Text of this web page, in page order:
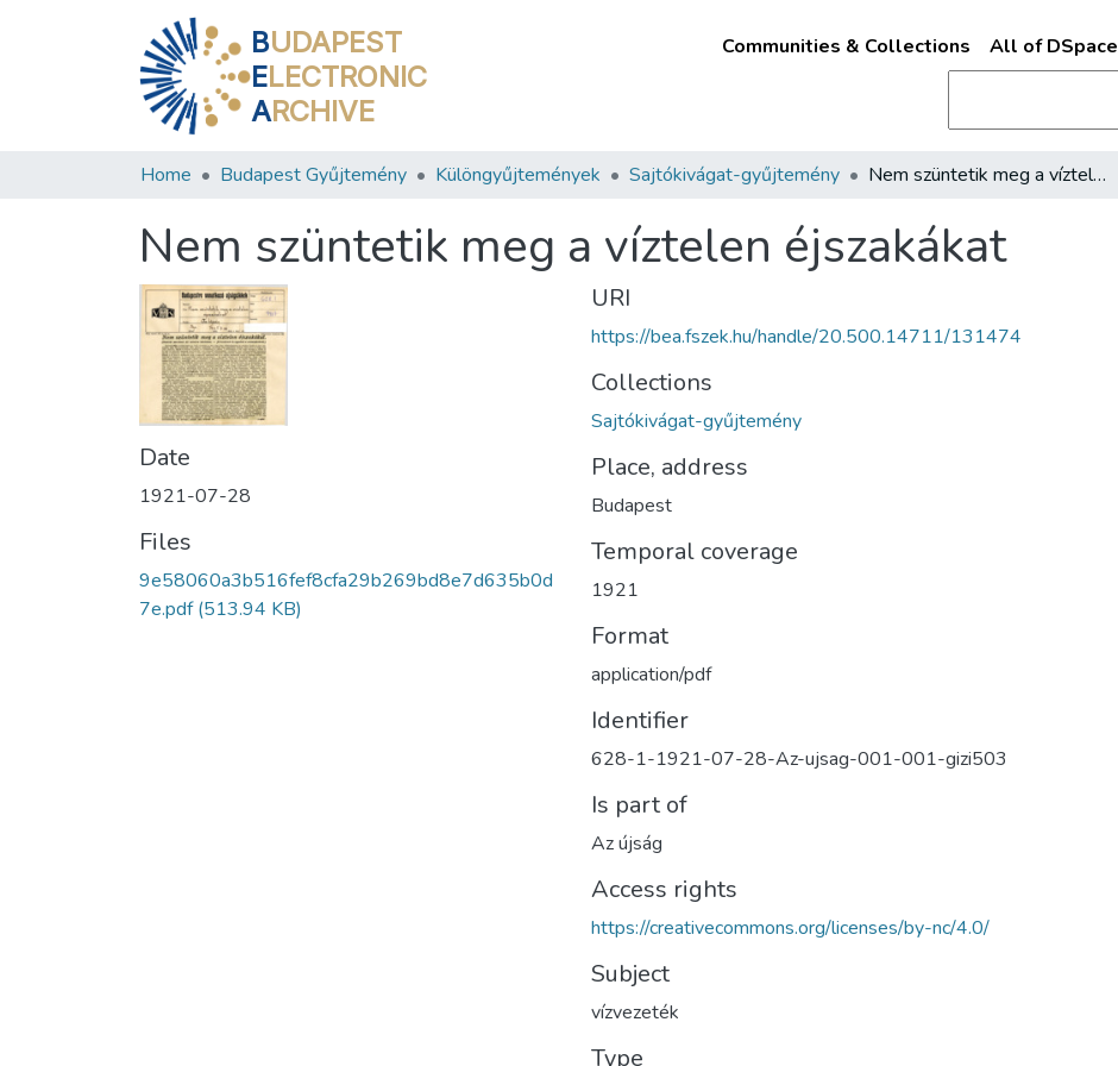
BUDAPEST
ELECTRONIC
ARCHIVE
Communities & Collections All of DSpace
Home Budapest Gyűjtemény Különgyűjtemények Sajtókivágat-gyűjtemény Nem szüntetik meg a víztelen éjszakákat
Nem szüntetik meg a víztelen éjszakákat
Date
1921-07-28
Files
9e58060a3b516fef8cfa29b269bd8e7d635b0d
7e.pdf(513.94 KB)
URI
https://bea.fszek.hu/handle/20.500.14711/131474
Collections
Sajtókivágat-gyűjtemény
Place, address
Budapest
Temporal coverage
1921
Format
application/pdf
Identifier
628-1-1921-07-28-Az-ujsag-001-001-gizi503
Is part of
Az újság
Access rights
https://creativecommons.org/licenses/by-nc/4.0/
Subject
vízvezeték
Type